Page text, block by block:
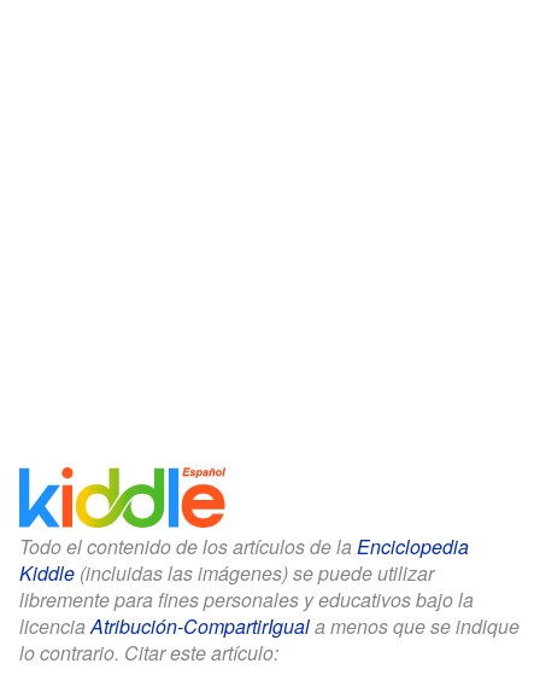
Todo el contenido de los artículos de la Enciclopedia
Kiddle (incluidas las imágenes) se puede utilizar
libremente para fines personales y educativos bajo la
licenciaAtribución-CompartirIguala menos que se indique
lo contrario. Citar este artículo: